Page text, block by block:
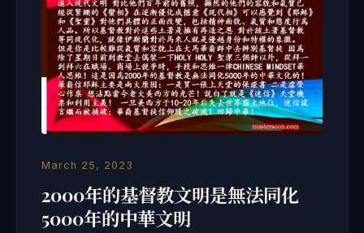
March 25, 2023
2000年的基督教文明是無法同化
5000年的中華文明